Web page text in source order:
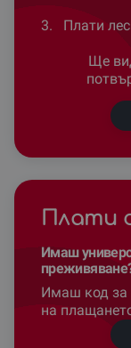
3. Плати
Ще
Плати
Имаш
Имаш код за
на